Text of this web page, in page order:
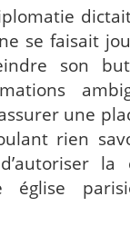
se faisait
son
une
rien
la